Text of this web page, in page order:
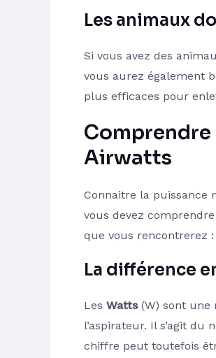
Les animaux
Si vous avez des
vous aurez également
plus efficaces pour
Comprendre
Airwatts
Connaitre la puissance
vous devez
que vous rencontrerez :
La différence
Les Watts(W) sont une
l’aspirateur. Il s’agit
chiffre peut toutefois